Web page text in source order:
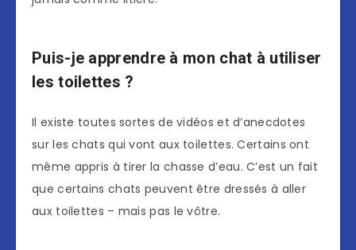
Puis-je apprendre à mon chat à utiliser
les toilettes ?
Il existe toutes sortes de vidéos et d’anecdotes
sur les chats qui vont aux toilettes. Certains ont
même appris à tirer la chasse d’eau. C’est un fait
que certains chats peuvent être dressés à aller
aux toilettes – mais pas le vôtre.